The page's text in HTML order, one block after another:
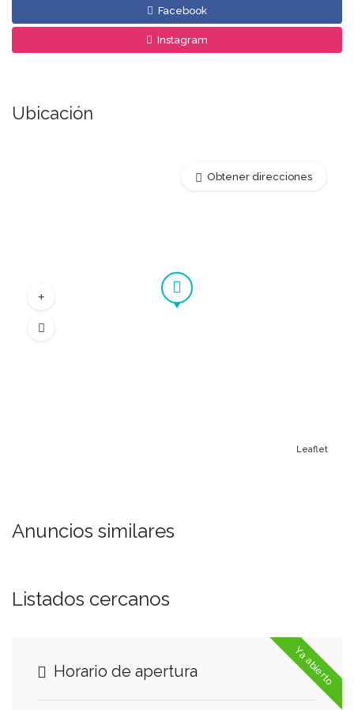
Facebook
Instagram
Ubicación
Leaflet
Obtener direcciones
Anuncios similares
Listados cercanos
Ya abierto
Horario de apertura